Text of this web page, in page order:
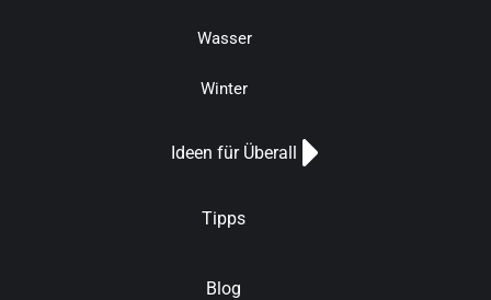
Wasser
Winter
Ideen für Überall
Tipps
Blog